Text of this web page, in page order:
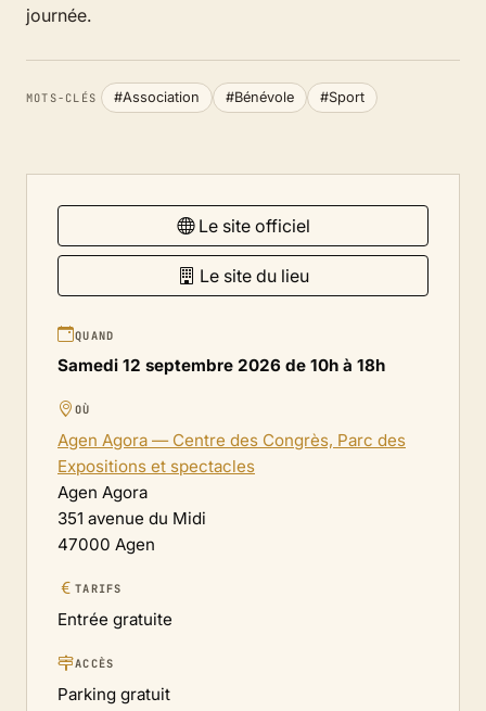
journée.
MOTS-CLÉS #Association #Bénévole #Sport
Le site officiel
Le site du lieu
QUAND
Samedi 12 septembre 2026 de 10h à 18h
OÙ
Agen Agora — Centre des Congrès, Parc des
Expositions et spectacles
Agen Agora
351 avenue du Midi
47000 Agen
TARIFS
Entrée gratuite
ACCÈS
Parking gratuit